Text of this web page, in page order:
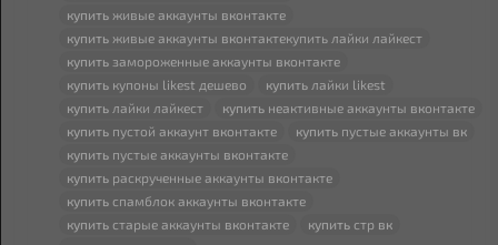
купить живые аккаунты вконтакте
купить живые аккаунты вконтактекупить лайки лайкест
купить замороженные аккаунты вконтакте
купить купоны likest дешево купить лайки likest
купить лайки лайкест купить неактивные аккаунты вконтакте
купить пустой аккаунт вконтакте купить пустые аккаунты вк
купить пустые аккаунты вконтакте
купить раскрученные аккаунты вконтакте
купить спамблок аккаунты вконтакте
купить старые аккаунты вконтакте купить стр вк